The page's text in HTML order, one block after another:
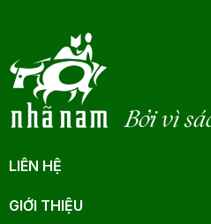
Bởi vì
LIÊN HỆ
GIỚI THIỆU